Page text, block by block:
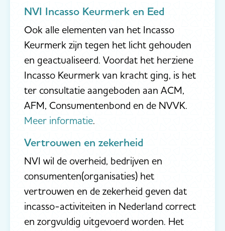
NVI Incasso Keurmerk en Eed
Ook alle elementen van het Incasso
Keurmerk zijn tegen het licht gehouden
en geactualiseerd. Voordat het herziene
Incasso Keurmerk van kracht ging, is het
ter consultatie aangeboden aan ACM,
AFM, Consumentenbond en de NVVK.
Meer informatie.
Vertrouwen en zekerheid
NVI wil de overheid, bedrijven en
consumenten(organisaties) het
vertrouwen en de zekerheid geven dat
incasso-activiteiten in Nederland correct
en zorgvuldig uitgevoerd worden. Het